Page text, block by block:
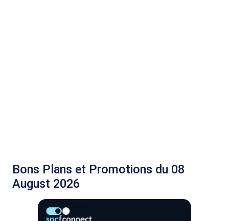
Bons Plans et Promotions du 08
August 2026